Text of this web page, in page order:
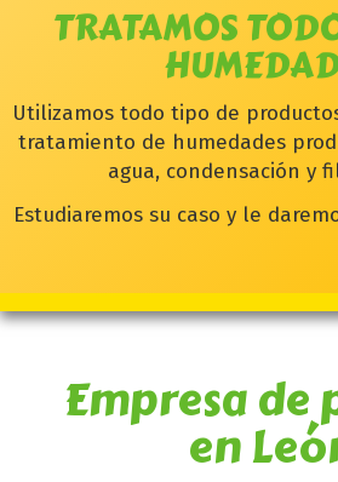
TRATAMOS
Utilizamos todo tipo de
tratamiento de humedades
agua, condensación y
Estudiaremos su caso y le
Empresa de
en